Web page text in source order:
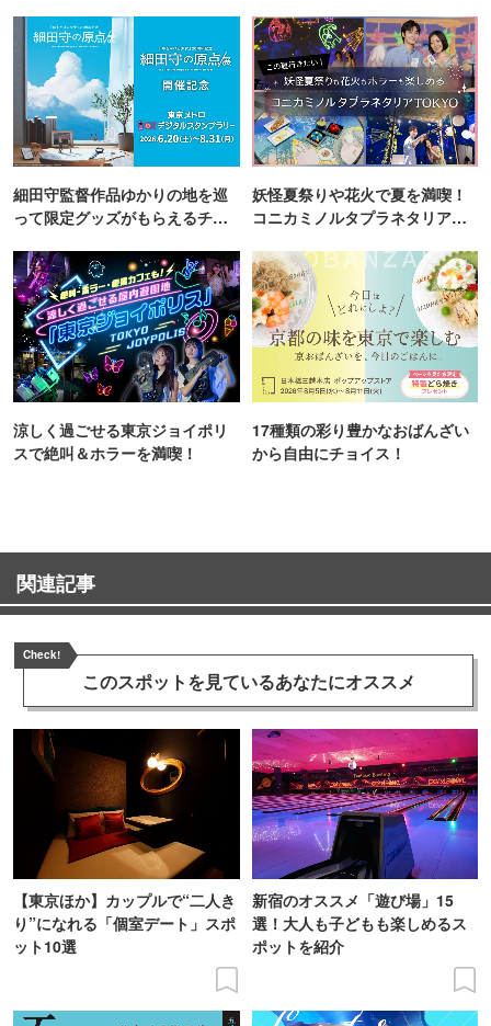
細田守監督作品ゆかりの地を巡
って限定グッズがもらえるチャ
妖怪夏祭りや花火で夏を満喫！
コニカミノルタプラネタリア
涼しく過ごせる東京ジョイポリ
スで絶叫＆ホラーを満喫！
17種類の彩り豊かなおばんざい
から自由にチョイス！
関連記事
Check!
このスポットを見ているあなたにオススメ
【東京ほか】カップルで“二人き
り”になれる「個室デート」スポ
ット10選
新宿のオススメ「遊び場」15
選！大人も子どもも楽しめるス
ポットを紹介